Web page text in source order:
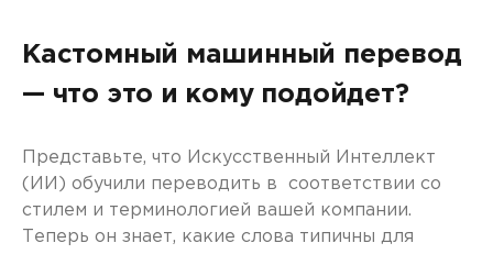
Кастомный машинный перевод
— что это и кому подойдет?
Представьте, что Искусственный Интеллект
(ИИ) обучили переводить в соответствии со
стилем и терминологией вашей компании.
Теперь он знает, какие слова типичны для